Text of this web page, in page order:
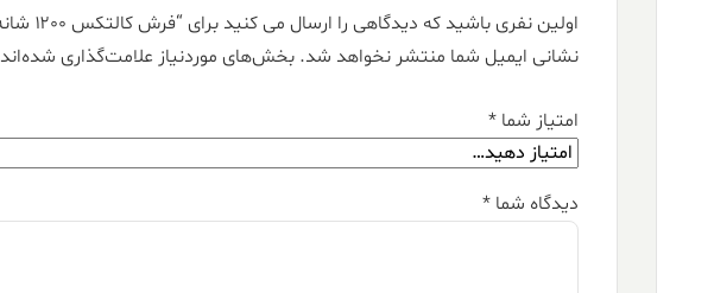
اولین نفری باشید که دیدگاهی را ارسال می کنید برای “فرش کالتکس ۱۲۰۰ شانه طرح طراوت بژ”
نشانی ایمیل شما منتشر نخواهد شد. بخش‌های موردنیاز علامت‌گذاری شده‌اند
امتیاز شما *
دیدگاه شما *